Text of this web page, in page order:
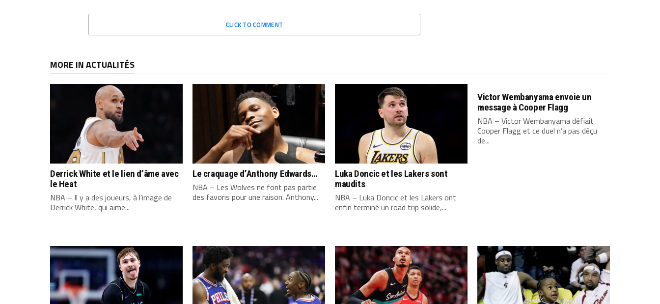
CLICK TO COMMENT
MORE IN ACTUALITÉS
Derrick White et le lien d’âme avec
le Heat
NBA – Il y a des joueurs, à l’image de
Derrick White, qui aime...
Le craquage d’Anthony Edwards…
NBA – Les Wolves ne font pas partie
des favoris pour une raison. Anthony...
Luka Doncic et les Lakers sont
maudits
NBA – Luka Doncic et les Lakers ont
enfin terminé un road trip solide,...
Victor Wembanyama envoie un
message à Cooper Flagg
NBA – Victor Wembanyama défiait
Cooper Flagg et ce duel n’a pas déçu
de...